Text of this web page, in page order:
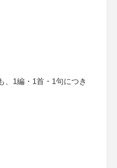
、1編・1首・1句につき